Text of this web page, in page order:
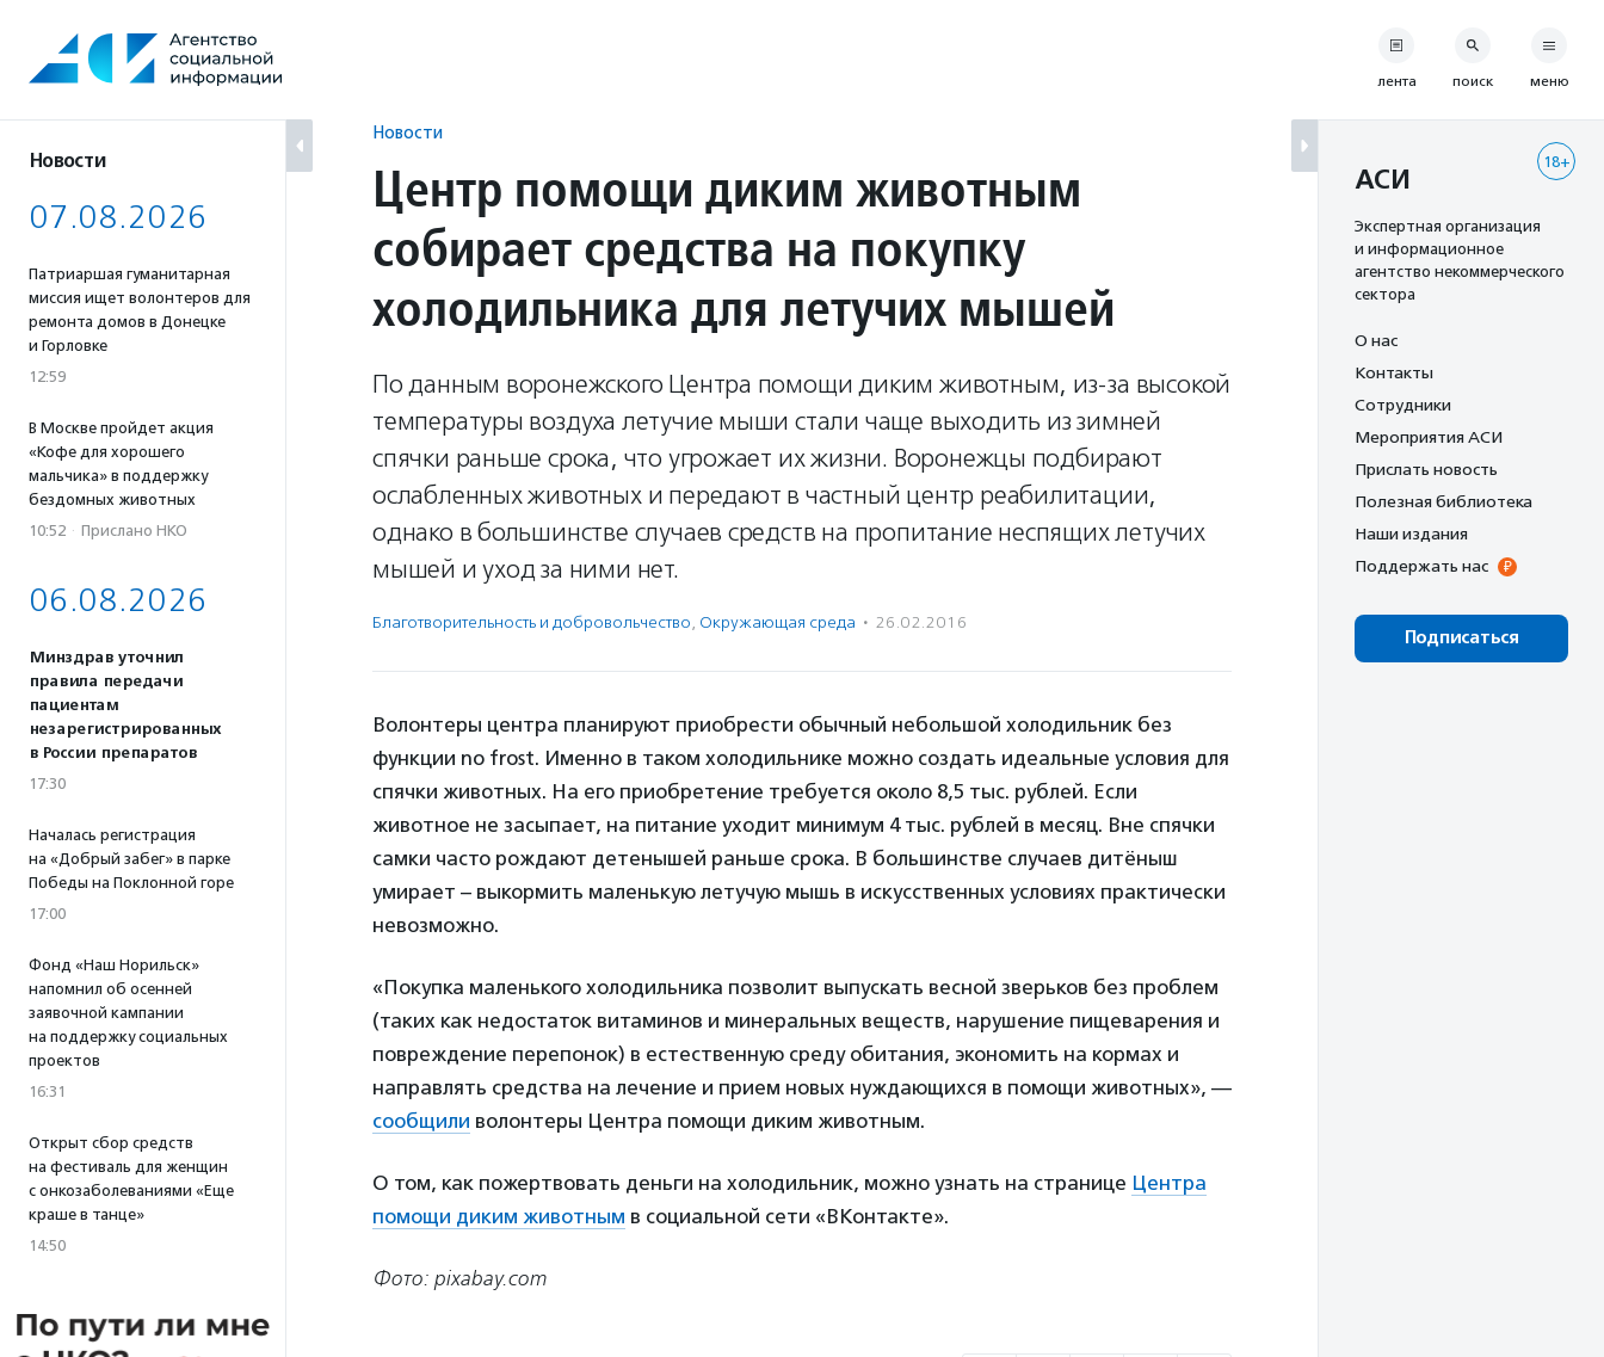
содержанию
Новости
07.08.2026
Патриаршая гуманитарная
миссия ищет волонтеров для
ремонта домов в Донецке
и Горловке
12:59
В Москве пройдет акция
«Кофе для хорошего
мальчика» в поддержку
бездомных животных
10:52 · Прислано НКО
06.08.2026
Минздрав уточнил
правила передачи
пациентам
незарегистрированных
в России препаратов
17:30
Началась регистрация
на «Добрый забег» в парке
Победы на Поклонной горе
17:00
Фонд «Наш Норильск»
напомнил об осенней
заявочной кампании
на поддержку социальных
проектов
16:31
Открыт сбор средств
на фестиваль для женщин
с онкозаболеваниями «Еще
краше в танце»
14:50
Новости
Центр помощи диким животным
собирает средства на покупку
холодильника для летучих мышей
По данным воронежского Центра помощи диким животным, из-за высокой
температуры воздуха летучие мыши стали чаще выходить из зимней
спячки раньше срока, что угрожает их жизни. Воронежцы подбирают
ослабленных животных и передают в частный центр реабилитации,
однако в большинстве случаев средств на пропитание неспящих летучих
мышей и уход за ними нет.
Благотвори­тель­ность и доброволь­чест­во, Окружающая среда · 26.02.2016
Волонтеры центра планируют приобрести обычный небольшой холодильник без
функции no frost. Именно в таком холодильнике можно создать идеальные условия для
спячки животных. На его приобретение требуется около 8,5 тыс. рублей. Если
животное не засыпает, на питание уходит минимум 4 тыс. рублей в месяц. Вне спячки
самки часто рождают детенышей раньше срока. В большинстве случаев дитёныш
умирает – выкормить маленькую летучую мышь в искусственных условиях практически
невозможно.
«Покупка маленького холодильника позволит выпускать весной зверьков без проблем
(таких как недостаток витаминов и минеральных веществ, нарушение пищеварения и
повреждение перепонок) в естественную среду обитания, экономить на кормах и
направлять средства на лечение и прием новых нуждающихся в помощи животных», —
сообщили волонтеры Центра помощи диким животным.
О том, как пожертвовать деньги на холодильник, можно узнать на странице Центра
помощи диким животным в социальной сети «ВКонтакте».
Фото: pixabay.com
лента поиск меню
18+
АСИ
Экспертная организация
и информационное
агентство некоммерческого
сектора
О нас
Контакты
Сотрудники
Мероприятия АСИ
Прислать новость
Полезная библиотека
Наши издания
Поддержать нас
Подписаться